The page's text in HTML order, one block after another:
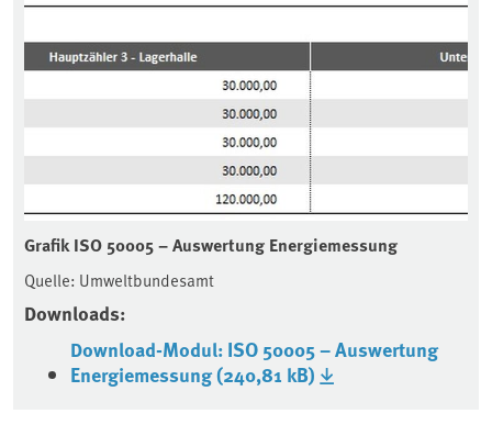
Grafik ISO 50005 – Auswertung Energiemessung
Quelle: Umweltbundesamt
Downloads:
Download-Modul: ISO 50005 – Auswertung
Energiemessung (240,81 kB)